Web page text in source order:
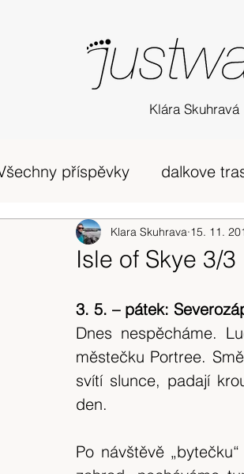
Klára Skuhravá
příspěvky dalkove
Edinburgh
osobni nazory
expedice Skotské ostrovy
Isle of Skye 3/3
Klara Skuhrava 15. 11.
3. 5. – pátek:
Dnes nespěcháme.
městečku Portree.
svítí slunce, padají
den.
Po návštěvě